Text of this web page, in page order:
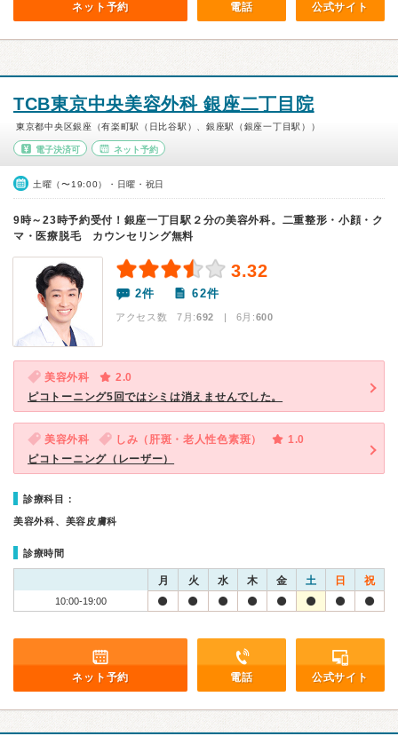
ネット予約 電話 公式サイト
TCB東京中央美容外科 銀座二丁目院
東京都中央区銀座（有楽町駅（日比谷駅）、銀座駅（銀座一丁目駅））
電子決済可 ネット予約
土曜（〜19:00）・日曜・祝日
9時～23時予約受付！銀座一丁目駅２分の美容外科。二重整形・小顔・ク
マ・医療脱毛 カウンセリング無料
3.32
2件 62件
アクセス数 7月:692 | 6月:600
美容外科
2.0
ピコトーニング5回ではシミは消えませんでした。
美容外科 しみ（肝斑・老人性色素斑）
1.0
ピコトーニング（レーザー）
診療科目：
美容外科、美容皮膚科
診療時間
月 火 水 木 金 土 日 祝
10:00-19:00
ネット予約 電話 公式サイト